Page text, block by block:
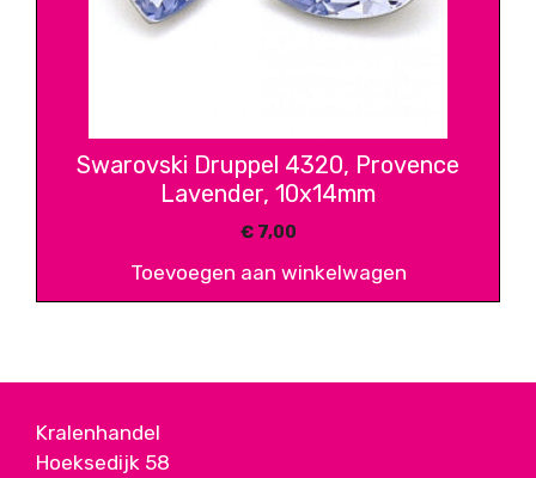
Swarovski Druppel 4320, Provence
Lavender, 10x14mm
€7,00
Toevoegen aan winkelwagen
Kralenhandel
Hoeksedijk 58